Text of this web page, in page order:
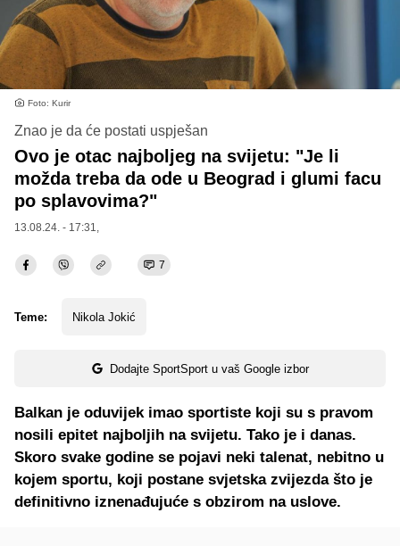
Foto: Kurir
Znao je da će postati uspješan
Ovo je otac najboljeg na svijetu: "Je li
možda treba da ode u Beograd i glumi facu
po splavovima?"
13.08.24. - 17:31,
7
Teme: Nikola Jokić
Dodajte SportSport u vaš Google izbor
Balkan je oduvijek imao sportiste koji su s pravom
nosili epitet najboljih na svijetu. Tako je i danas.
Skoro svake godine se pojavi neki talenat, nebitno u
kojem sportu, koji postane svjetska zvijezda što je
definitivno iznenađujuće s obzirom na uslove.